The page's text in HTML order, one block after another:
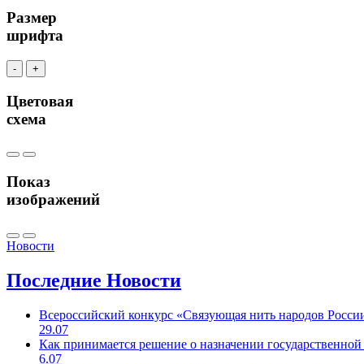
Размер
шрифта
- +
Цветовая
схема
Показ
изображений
Новости
Последние Новости
Всероссийский конкурс «Связующая нить народов
29.07
Как принимается решение о назначении
6.07